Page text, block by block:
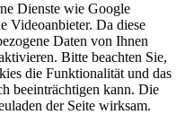
Dienste wie Google
Videoanbieter. Da diese
Daten von Ihnen
Bitte beachten Sie,
die Funktionalität und das
beeinträchtigen kann. Die
der Seite wirksam.